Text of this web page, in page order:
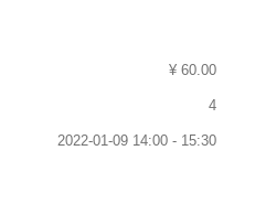
¥ 60.00
4
2022-01-09 14:00 - 15:30